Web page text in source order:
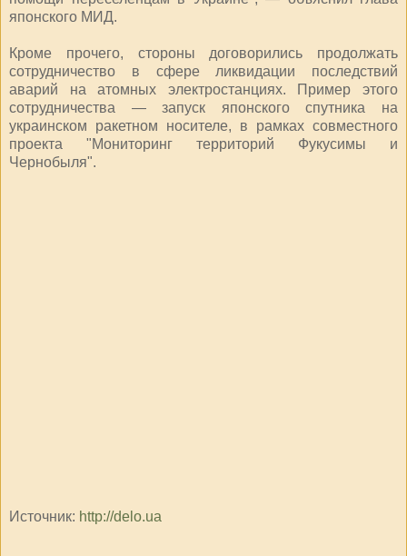
японского МИД.
Кроме прочего, стороны договорились продолжать
сотрудничество в сфере ликвидации последствий
аварий на атомных электростанциях. Пример этого
сотрудничества — запуск японского спутника на
украинском ракетном носителе, в рамках совместного
проекта "Мониторинг территорий Фукусимы и
Чернобыля".
Источник: http://delo.ua